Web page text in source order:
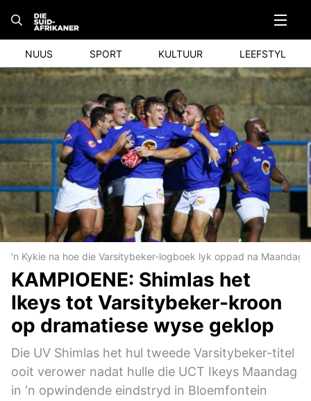
content
NUUS SPORT KULTUUR LEEFSTYL
'n Kykie na hoe die Varsitybeker-logboek lyk oppad na
KAMPIOENE: Shimlas het
Ikeys tot Varsitybeker-kroon
op dramatiese wyse geklop
Die UV Shimlas het hul tweede Varsitybeker-titel
ooit verower nadat hulle die UCT Ikeys Maandag
in ‘n opwindende eindstryd in Bloemfontein